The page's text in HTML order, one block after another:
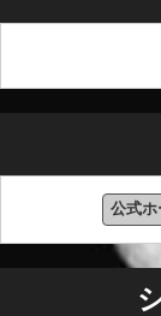
公式ホ